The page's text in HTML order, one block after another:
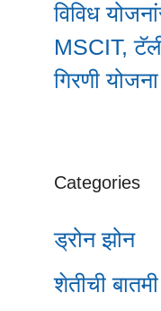
विविध
MSCIT,
गिरणी
Categories
ड्रोन झोन
शेतीची बातमी